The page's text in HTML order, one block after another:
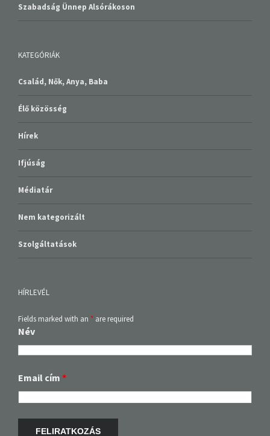
Szabadság Ünnep Alsórákoson
KATEGÓRIÁK
Család, Nők, Anya, Baba
Élő közösség
Hírek
Ifjúság
Médiatár
Nem kategorizált
Szolgáltatások
HÍRLEVÉL
Fields marked with an * are required
Név
Email cím *